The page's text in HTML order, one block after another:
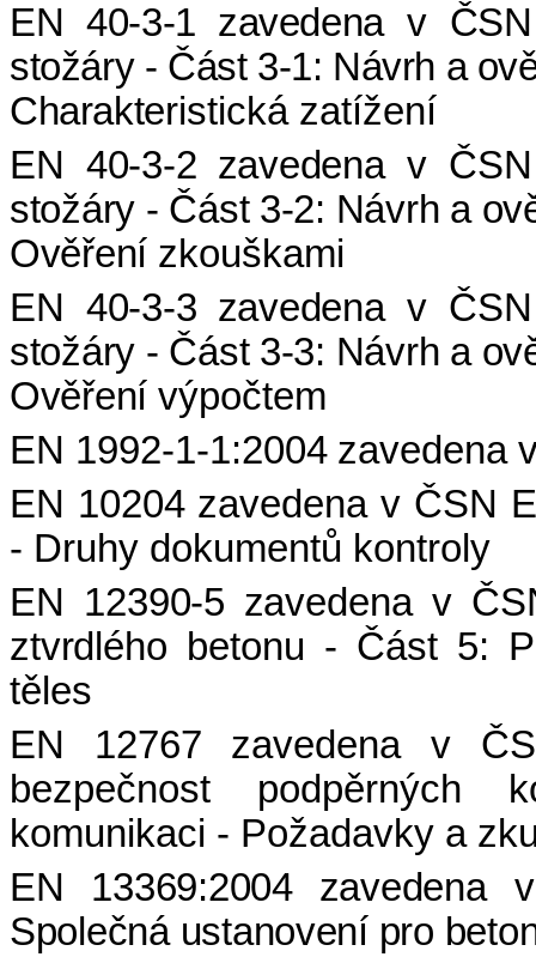
EN 40-3-1 zavedena v
stožáry - Část 3-1: Návrh a
Charakteristická zatížení
EN 40-3-2 zavedena v
stožáry - Část 3-2: Návrh a
Ověření zkouškami
EN 40-3-3 zavedena v
stožáry - Část 3-3: Návrh a
Ověření výpočtem
EN 1992-1-1:2004 zavedena
EN 10204 zavedena v ČSN
- Druhy dokumentů kontroly
EN 12390-5 zavedena v
ztvrdlého betonu - Část 5:
těles
EN 12767
zavedena v
bezpečnost podpěrných
komunikaci - Požadavky a
EN 13369:2004
zavedena
Společná ustanovení pro